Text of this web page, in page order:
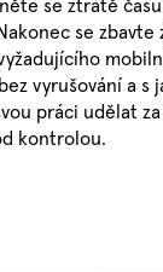
se ztrátě
se
vyrušování a s
práci udělat
kontrolou.